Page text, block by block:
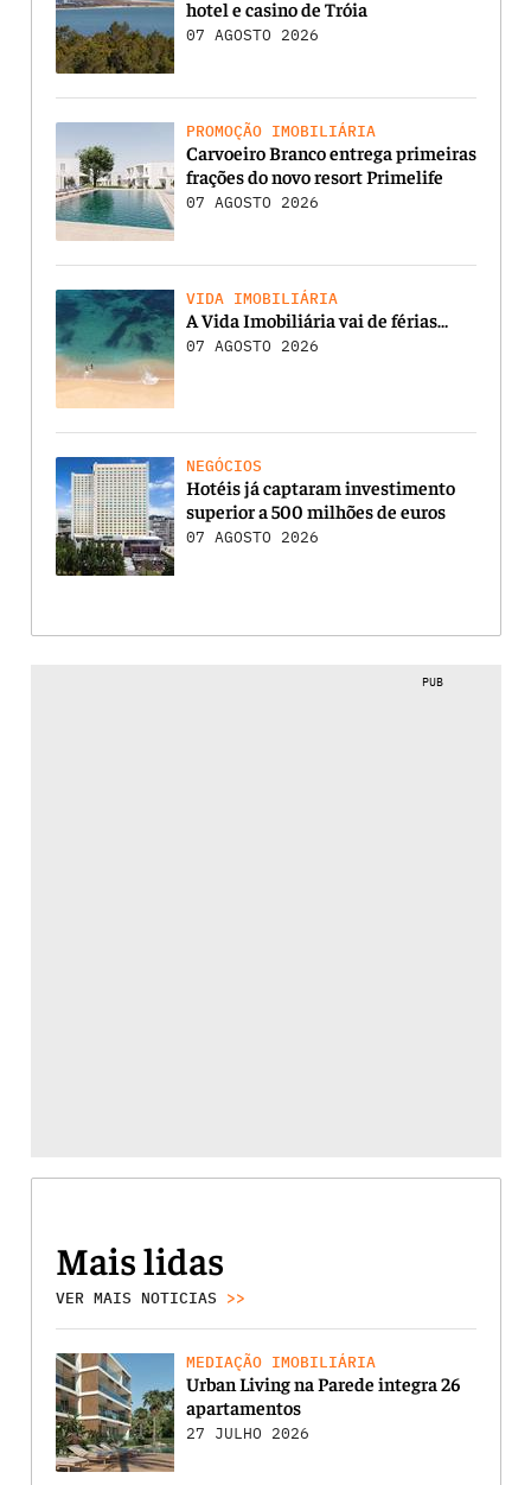
hotel e casino de Tróia
07 AGOSTO 2026
PROMOÇÃO IMOBILIÁRIA
Carvoeiro Branco entrega primeiras
frações do novo resort Primelife
07 AGOSTO 2026
VIDA IMOBILIÁRIA
A Vida Imobiliária vai de férias…
07 AGOSTO 2026
NEGÓCIOS
Hotéis já captaram investimento
superior a 500 milhões de euros
07 AGOSTO 2026
PUB
Mais lidas
VER MAIS NOTICIAS >>
MEDIAÇÃO IMOBILIÁRIA
Urban Living na Parede integra 26
apartamentos
27 JULHO 2026